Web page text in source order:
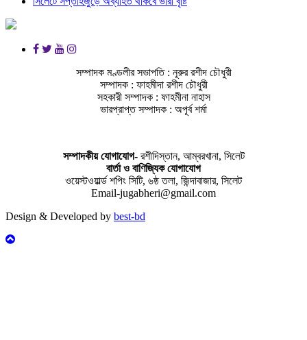
সম্পাদক মণ্ডলীর সভাপতি : নূরুর রশীদ চৌধুরী
সম্পাদক : ফাহমীদা রশীদ চৌধুরী
সহকারী সম্পাদক : ফাহমীনা নাহাস
ভারপ্রাপ্ত সম্পাদক : অপূর্ব শর্মা
সম্পাদকীয় যােগাযোগ-রশীদিস্তান, আম্বরখানা, সিলেট
বার্তা ও বাণিজ্যিক যোগাযােগ
ওয়েস্টওয়ার্ল্ড শপিং সিটি, ৬ষ্ঠ তলা, জিন্দাবাজার, সিলেট
Email-jugabheri@gmail.com
Design & Developed by best-bd